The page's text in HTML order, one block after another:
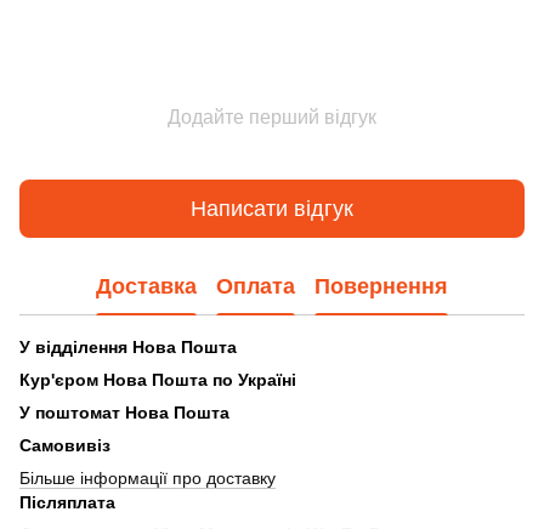
Додайте перший відгук
Написати відгук
Доставка Оплата Повернення
У відділення Нова Пошта
Кур'єром Нова Пошта по Україні
У поштомат Нова Пошта
Самовивіз
Більше інформації про доставку
Післяплата